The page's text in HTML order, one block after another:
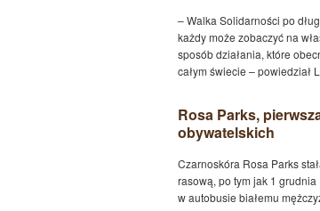
– Walka Solidarności po
każdy może zobaczyć na
sposób działania, które
całym świecie – powiedział
Rosa Parks,
obywatelskich
Czarnoskóra Rosa Parks
rasową, po tym jak 1
w autobusie białemu